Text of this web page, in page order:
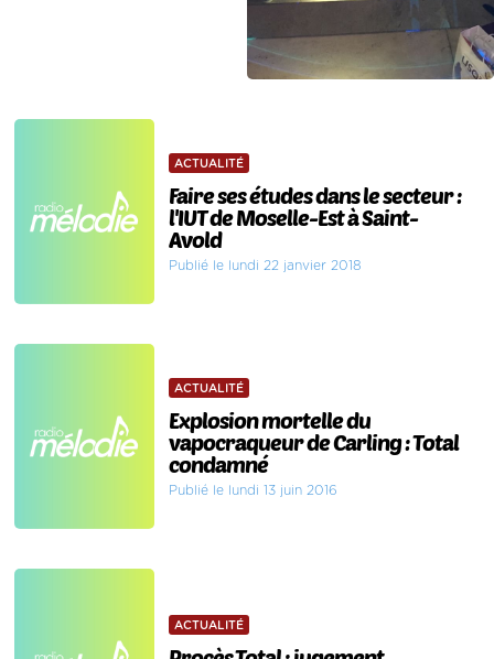
ACTUALITÉ
Faire ses études dans le secteur :
l'IUT de Moselle-Est à Saint-
Avold
Publié le lundi 22 janvier 2018
ACTUALITÉ
Explosion mortelle du
vapocraqueur de Carling : Total
condamné
Publié le lundi 13 juin 2016
ACTUALITÉ